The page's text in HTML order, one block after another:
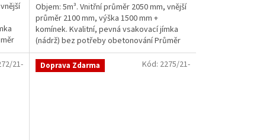
z
5
hvězdiček.
Objem: 5m³. Vnitřní průměr 2050 mm, vnější
průměr 2100 mm, výška 1500 mm +
komínek. Kvalitní, pevná vsakovací jímka
(nádrž) bez potřeby obetonování Průměr
přítoku a odtoku +...
21- Doprava Zdarma Kód: 2275/21-